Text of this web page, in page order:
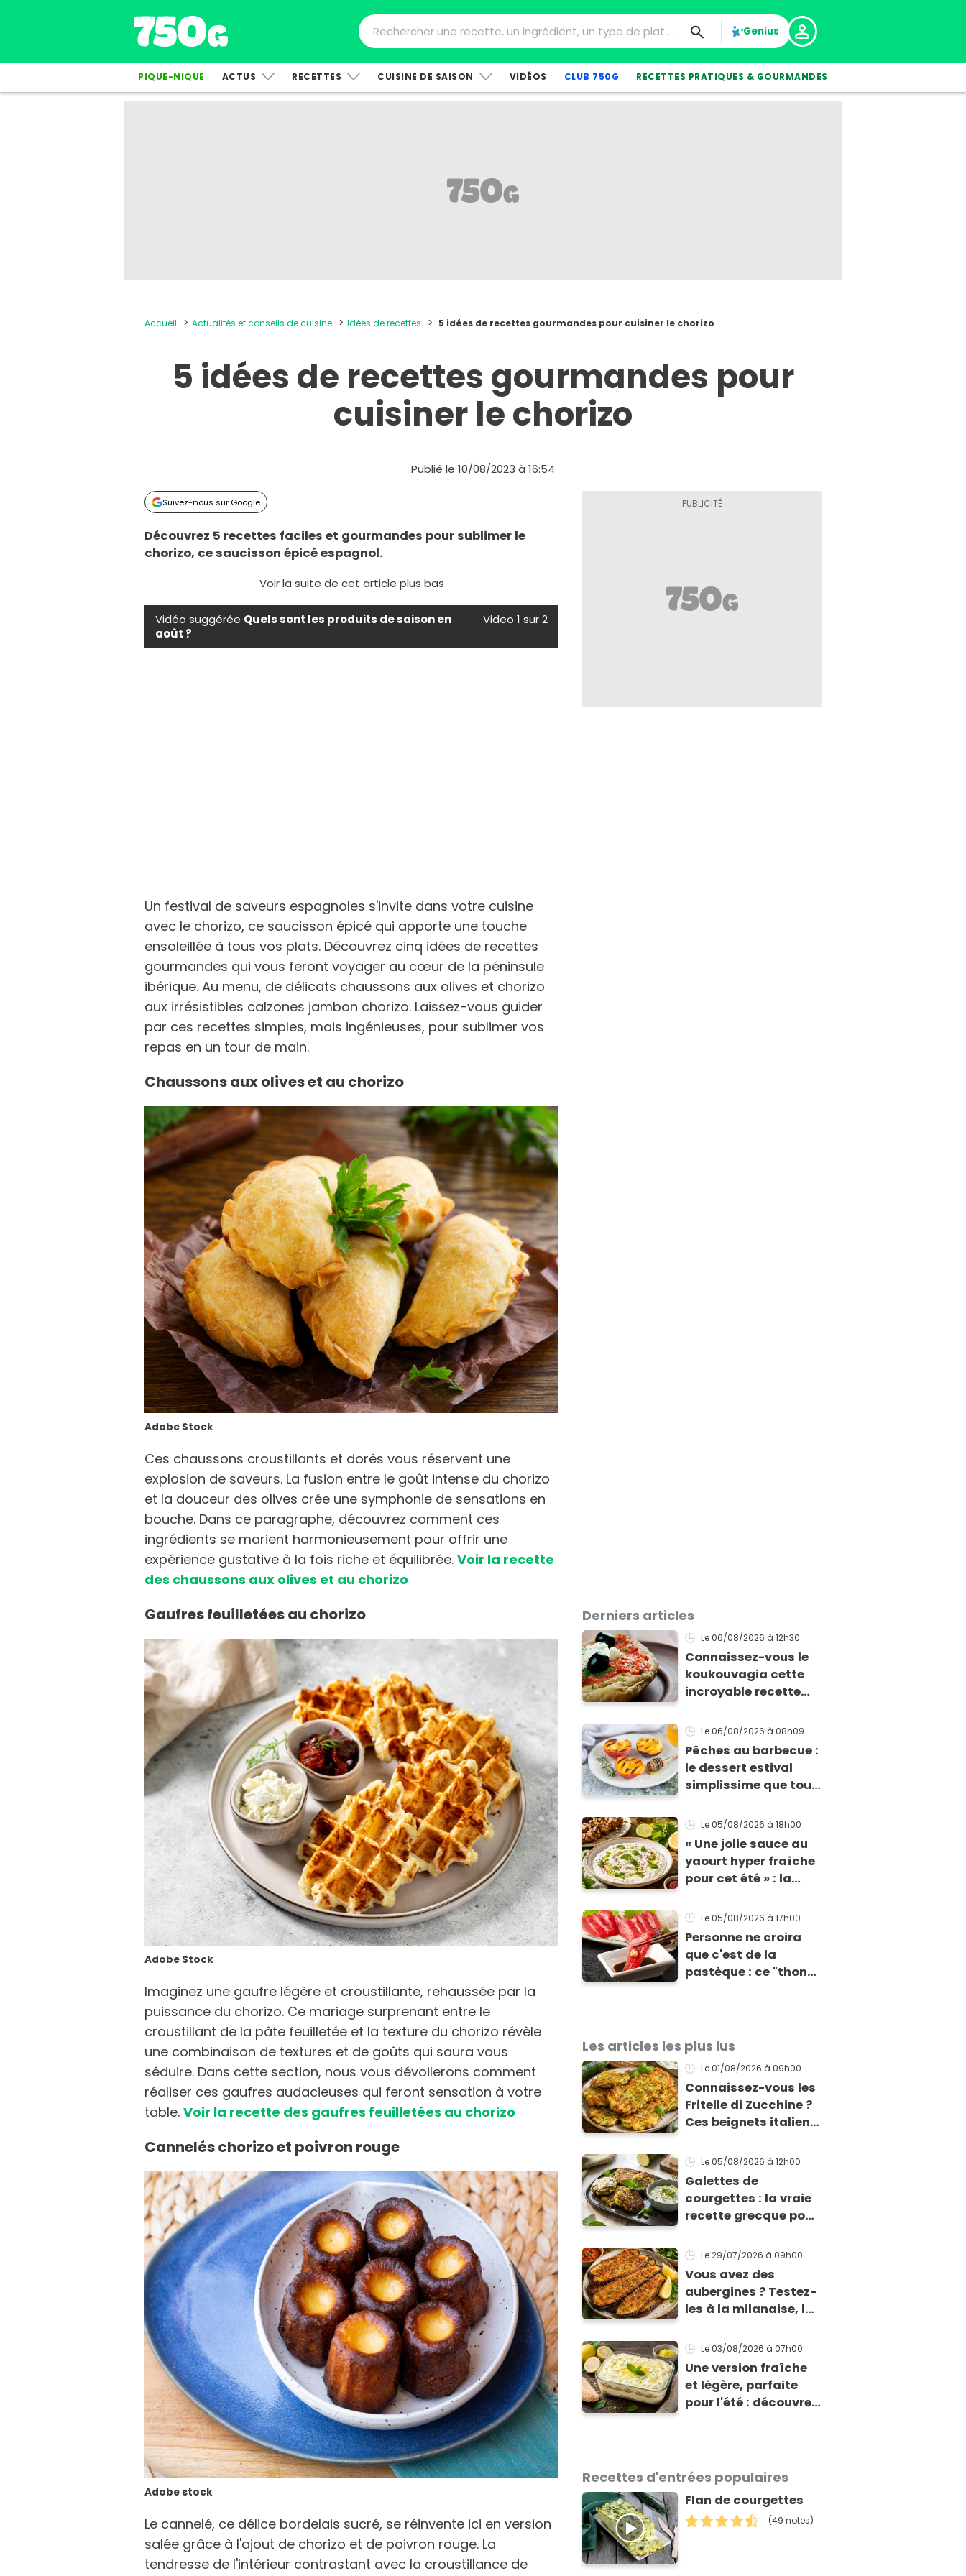
Genius
PIQUE-NIQUE ACTUS RECETTES CUISINE DE SAISON VIDÉOS CLUB 750G RECETTES PRATIQUES & GOURMANDES
Accueil Actualités et conseils de cuisine Idées de recettes 5 idées de recettes gourmandes pour cuisiner le chorizo
5 idées de recettes gourmandes pour
cuisiner le chorizo
Publié le 10/08/2023 à 16:54
Suivez-nous sur Google
Découvrez 5 recettes faciles et gourmandes pour sublimer le
chorizo, ce saucisson épicé espagnol.
Voir la suite de cet article plus bas
Vidéo suggérée Quels sont les produits de saison en
août ?
Video 1 sur 2
Un festival de saveurs espagnoles s'invite dans votre cuisine
avec le chorizo, ce saucisson épicé qui apporte une touche
ensoleillée à tous vos plats. Découvrez cinq idées de recettes
gourmandes qui vous feront voyager au cœur de la péninsule
ibérique. Au menu, de délicats chaussons aux olives et chorizo
aux irrésistibles calzones jambon chorizo. Laissez-vous guider
par ces recettes simples, mais ingénieuses, pour sublimer vos
repas en un tour de main.
Chaussons aux olives et au chorizo
Adobe Stock
Ces chaussons croustillants et dorés vous réservent une
explosion de saveurs. La fusion entre le goût intense du chorizo
et la douceur des olives crée une symphonie de sensations en
bouche. Dans ce paragraphe, découvrez comment ces
ingrédients se marient harmonieusement pour offrir une
expérience gustative à la fois riche et équilibrée.Voir la recette
des chaussons aux olives et au chorizo
Gaufres feuilletées au chorizo
Adobe Stock
Imaginez une gaufre légère et croustillante, rehaussée par la
puissance du chorizo. Ce mariage surprenant entre le
croustillant de la pâte feuilletée et la texture du chorizo révèle
une combinaison de textures et de goûts qui saura vous
séduire. Dans cette section, nous vous dévoilerons comment
réaliser ces gaufres audacieuses qui feront sensation à votre
table.Voir la recette des gaufres feuilletées au chorizo
Cannelés chorizo et poivron rouge
Adobe stock
Le cannelé, ce délice bordelais sucré, se réinvente ici en version
salée grâce à l'ajout de chorizo et de poivron rouge. La
tendresse de l'intérieur contrastant avec la croustillance de
Derniers articles
Le 06/08/2026 à 12h30
Connaissez-vous le
koukouvagia cette
incroyable recette
pain rassis et de
tomates
Le 06/08/2026 à 08h09
Pêches au barbecue :
le dessert estival
simplissime que tous
réclamer
Le 05/08/2026 à 18h00
« Une jolie sauce au
yaourt hyper fraîche
pour cet été » : la
chef Éric Frechon
pour accompagner
vos grillades
Le 05/08/2026 à 17h00
Personne ne croira
que c'est de la
pastèque : ce "thon"
Les articles les plus lus
Le 01/08/2026 à 09h00
Connaissez-vous les
Fritelle di Zucchine ?
Ces beignets italiens
en 10 min sont un pur
délice !
Le 05/08/2026 à 12h00
Galettes de
courgettes : la vraie
recette grecque pour
enfin à la cuisson
Le 29/07/2026 à 09h00
Vous avez des
aubergines ? Testez-
les à la milanaise, la
dorée qui change du
gratin classique
Le 03/08/2026 à 07h00
Une version fraîche
et légère, parfaite
pour l'été : découvrez
Chef !
Recettes d'entrées populaires
Flan de courgettes
(49 notes)